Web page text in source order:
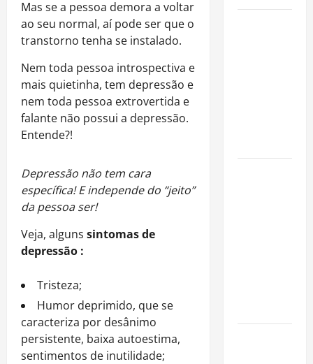
Mas se a pessoa demora a voltar
ao seu normal, aí pode ser que o
transtorno tenha se instalado.
Nem toda pessoa introspectiva e
mais quietinha, tem depressão e
nem toda pessoa extrovertida e
falante não possui a depressão.
Entende?!
Depressão não tem cara
específica! E independe do “jeito”
da pessoa ser!
Veja, alguns sintomas de
depressão :
Tristeza;
Humor deprimido, que se
caracteriza por desânimo
persistente, baixa autoestima,
sentimentos de inutilidade;